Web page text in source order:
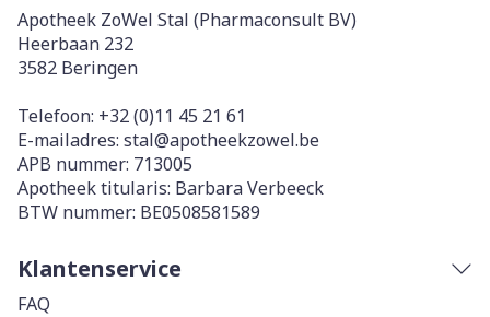
Apotheek ZoWel Stal (Pharmaconsult BV)
Heerbaan 232
3582 Beringen
Telefoon: +32 (0)11 45 21 61
E-mailadres: stal@apotheekzowel.be
APB nummer: 713005
Apotheek titularis: Barbara Verbeeck
BTW nummer: BE0508581589
Klantenservice
FAQ